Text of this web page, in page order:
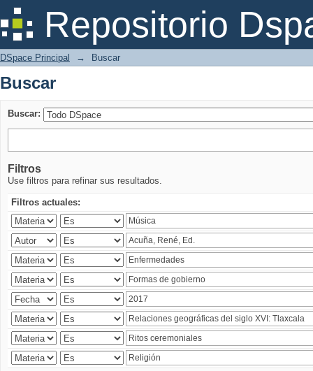
Repositorio
Buscar
DSpace Principal → Buscar
Buscar
Buscar:
Filtros
Use filtros para refinar sus resultados.
Filtros actuales: